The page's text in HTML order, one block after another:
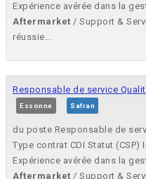
Expérience avérée dans la
Aftermarket / Support &
réussie...
Responsable de service
Essonne Safran
du poste Responsable de
Type contrat CDI Statut (CSP)
Expérience avérée dans la
Aftermarket / Support &